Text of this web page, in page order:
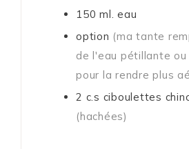
150 ml. eau
option (ma tante
de l'eau pétillante
pour la rendre plus
2 c.s ciboulettes
(hachées)